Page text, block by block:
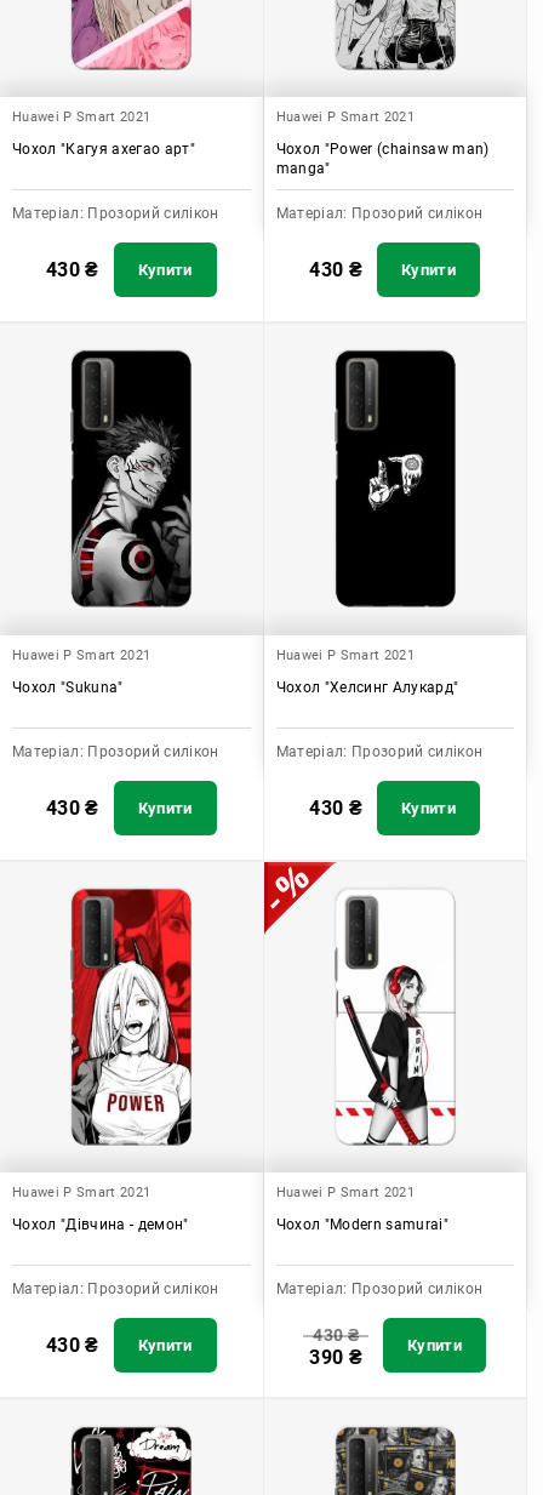
Huawei P Smart 2021
Чохол "Кагуя ахегао арт"
Матеріал: Прозорий силікон
430₴ Купити
Huawei P Smart 2021
Чохол "Power (chainsaw man)
manga"
Матеріал: Прозорий силікон
430 ₴ Купити
Huawei P Smart 2021
Чохол "Sukuna"
Матеріал: Прозорий силікон
430₴ Купити
Huawei P Smart 2021
Чохол "Хелсинг Алукард"
Матеріал: Прозорий силікон
430 ₴ Купити
Huawei P Smart 2021
Чохол "Дівчина - демон"
Матеріал: Прозорий силікон
430₴ Купити
Huawei P Smart 2021
Чохол "Modern samurai"
Матеріал: Прозорий силікон
430₴
390 ₴ Купити